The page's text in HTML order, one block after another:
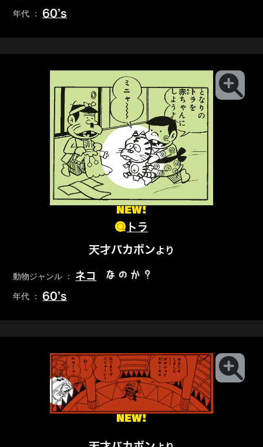
年代 ： 60’s
NEW!
トラ
天才バカボンより
動物ジャンル ： ネコ なのか？
年代 ： 60’s
NEW!